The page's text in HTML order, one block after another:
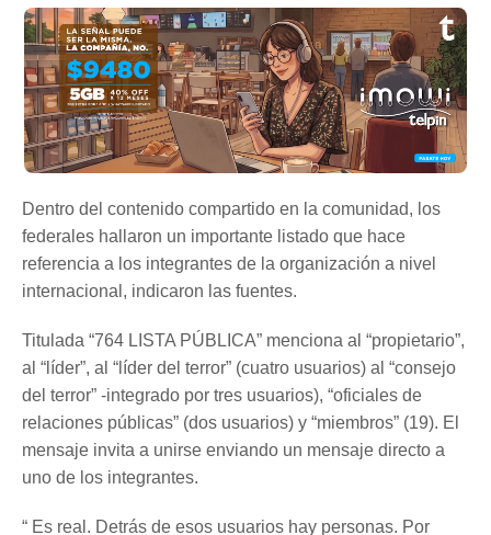
Dentro del contenido compartido en la comunidad, los
federales hallaron un importante listado que hace
referencia a los integrantes de la organización a nivel
internacional, indicaron las fuentes.
Titulada “764 LISTA PÚBLICA” menciona al “propietario”,
al “líder”, al “líder del terror” (cuatro usuarios) al “consejo
del terror” -integrado por tres usuarios), “oficiales de
relaciones públicas” (dos usuarios) y “miembros” (19). El
mensaje invita a unirse enviando un mensaje directo a
uno de los integrantes.
“ Es real. Detrás de esos usuarios hay personas. Por